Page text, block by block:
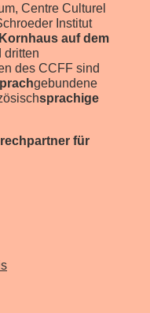
Centre Culturel
Institut
auf dem
dritten
des CCFF sind
gebundene
sprachige
für